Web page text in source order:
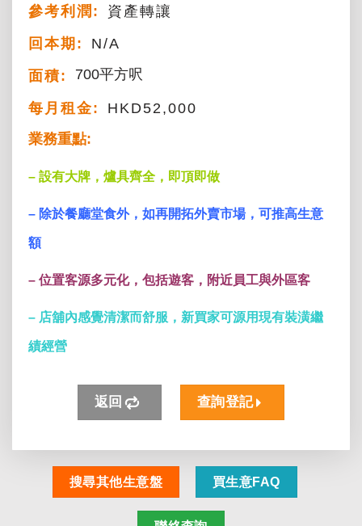
參考利潤:
資產轉讓
回本期:
N/A
面積:
700平方呎
每月租金:
HKD52,000
業務重點:
– 設有大牌，爐具齊全，即頂即做
– 除於餐廳堂食外，如再開拓外賣市場，可推高生意
額
– 位置客源多元化，包括遊客，附近員工與外區客
– 店舖內感覺清潔而舒服，新買家可源用現有裝潢繼
績經營
返回 查詢登記
搜尋其他生意盤 買生意FAQ